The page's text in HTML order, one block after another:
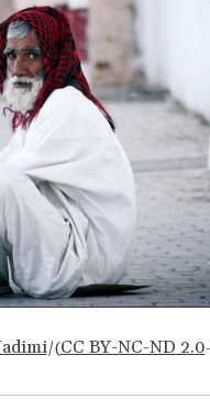
/(CC BY-NC-ND 2.0